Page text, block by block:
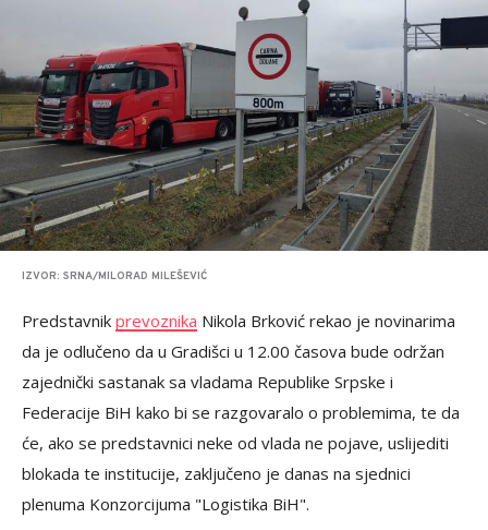
IZVOR: SRNA/MILORAD MILEŠEVIĆ
Predstavnik prevoznika Nikola Brković rekao je novinarima
da je odlučeno da u Gradišci u 12.00 časova bude održan
zajednički sastanak sa vladama Republike Srpske i
Federacije BiH kako bi se razgovaralo o problemima, te da
će, ako se predstavnici neke od vlada ne pojave, uslijediti
blokada te institucije, zaključeno je danas na sjednici
plenuma Konzorcijuma "Logistika BiH".